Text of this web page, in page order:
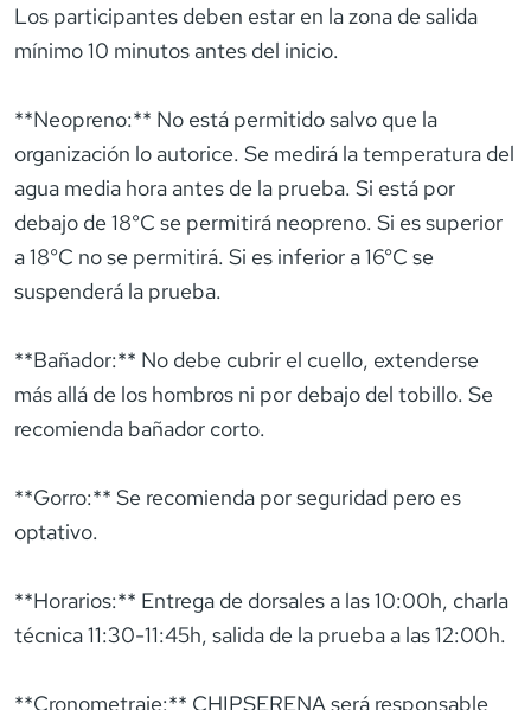
Los participantes deben estar en la zona de salida
mínimo 10 minutos antes del inicio.
**Neopreno:** No está permitido salvo que la
organización lo autorice. Se medirá la temperatura del
agua media hora antes de la prueba. Si está por
debajo de 18°C se permitirá neopreno. Si es superior
a 18°C no se permitirá. Si es inferior a 16°C se
suspenderá la prueba.
**Bañador:** No debe cubrir el cuello, extenderse
más allá de los hombros ni por debajo del tobillo. Se
recomienda bañador corto.
**Gorro:** Se recomienda por seguridad pero es
optativo.
**Horarios:** Entrega de dorsales a las 10:00h, charla
técnica 11:30-11:45h, salida de la prueba a las 12:00h.
**Cronometraje:** CHIPSERENA será responsable